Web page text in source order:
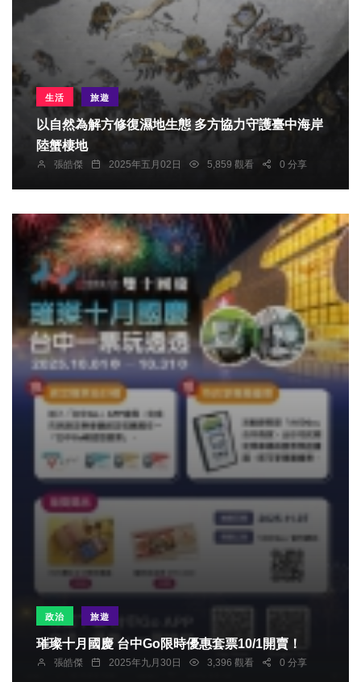
生活 旅遊
以自然為解方修復濕地生態 多方協力守護臺中海岸
陸蟹棲地
張皓傑 2025年五月02日 5,859 觀看 0 分享
政治 旅遊
璀璨十月國慶 台中Go限時優惠套票10/1開賣！
張皓傑 2025年九月30日 3,396 觀看 0 分享